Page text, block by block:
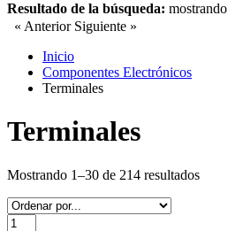
Resultado de la búsqueda: mostrando
« Anterior Siguiente »
Inicio
Componentes Electrónicos
Terminales
Terminales
Mostrando 1–30 de 214 resultados